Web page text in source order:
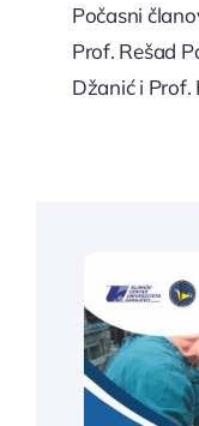
Počasni
Prof. Rešad
Džanić i Prof.